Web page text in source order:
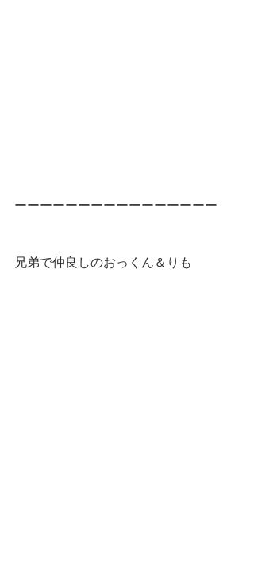
ーーーーーーーーーーーーーーーー
兄弟で仲良しのおっくん＆りも